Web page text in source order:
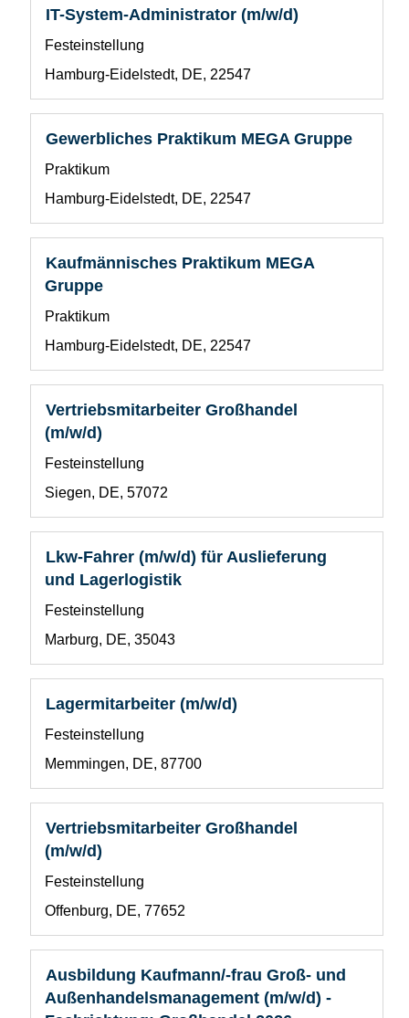
Stelleninformationen
vollständig
anzuzeigen.
Stellenbezeichnung
IT-System-Administrator (m/w/d)
Benutzerdefiniertes
1
Festeinstellung
Standort
Hamburg-Eidelstedt, DE, 22547
Drücken
die
Leertaste,
die
Stelleninformationen
anzuzeigen.
Stellenbezeichnung
Gewerbliches Praktikum MEGA Gruppe
Benutzerdefiniertes
1
Praktikum
Standort
Hamburg-Eidelstedt, DE, 22547
Drücken
die
Leertaste,
die
Stelleninformationen
vollständig
anzuzeigen.
Stellenbezeichnung
Kaufmännisches Praktikum MEGA
Gruppe
Benutzerdefiniertes
1
Praktikum
Standort
Hamburg-Eidelstedt, DE, 22547
Drücken
Sie
Leertaste,
um
Stelleninformationen
vollständig
Stellenbezeichnung
Vertriebsmitarbeiter Großhandel
(m/w/d)
Benutzerdefiniertes
1
Festeinstellung
Standort
Siegen, DE, 57072
Drücken
Sie
Leertaste,
um
Stelleninformationen
vollständig
Stellenbezeichnung
Lkw-Fahrer (m/w/d) für Auslieferung
und Lagerlogistik
Benutzerdefiniertes
1
Festeinstellung
Standort
Marburg, DE, 35043
Drücken
Sie
Leertaste,
um
Stelleninformationen
vollständig
anzuzeigen.
Stellenbezeichnung
Lagermitarbeiter (m/w/d)
Benutzerdefiniertes
1
Festeinstellung
Standort
Memmingen, DE, 87700
Drücken
die
Leertaste,
die
Stelleninformationen
vollständig
anzuzeigen.
Stellenbezeichnung
Vertriebsmitarbeiter Großhandel
(m/w/d)
Benutzerdefiniertes
1
Festeinstellung
Standort
Offenburg, DE, 77652
Drücken
Sie
Leertaste,
um
Stelleninformationen
vollständig
Stellenbezeichnung
Ausbildung Kaufmann/-frau Groß- und
Außenhandelsmanagement (m/w/d) -
Drücken
Sie
die